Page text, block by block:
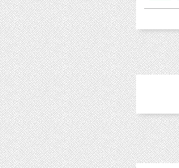
1 هفته قبل
قیمت روز محصولات
دوشنبه ۵ مرداد ۱۴۰۵
1 هفته قبل
قیمت محصولات
۴ مرداد ۱۴۰۵
1 هفته قبل
قیمت روز محصولات
شنبه ۳ مرداد ۱۴۰۵